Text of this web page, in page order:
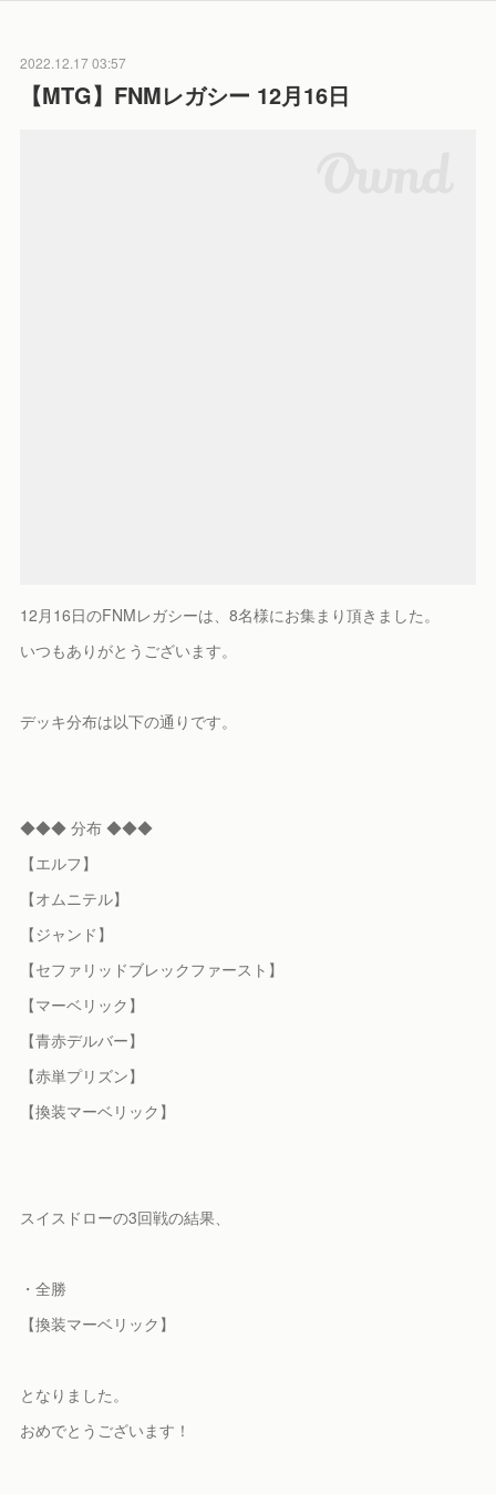
2022.12.17 03:57
【MTG】FNMレガシー 12月16日
12月16日のFNMレガシーは、8名様にお集まり頂きました。
いつもありがとうございます。
デッキ分布は以下の通りです。
◆◆◆ 分布 ◆◆◆
【エルフ】
【オムニテル】
【ジャンド】
【セファリッドブレックファースト】
【マーベリック】
【青赤デルバー】
【赤単プリズン】
【換装マーベリック】
スイスドローの3回戦の結果、
・全勝
【換装マーベリック】
となりました。
おめでとうございます！